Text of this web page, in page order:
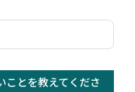
ことを教えてくださ